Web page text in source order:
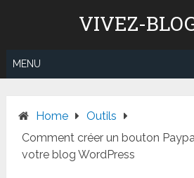
VIVEZ-
MENU
Home
Outils
Comment créer un bouton
votre blog WordPress